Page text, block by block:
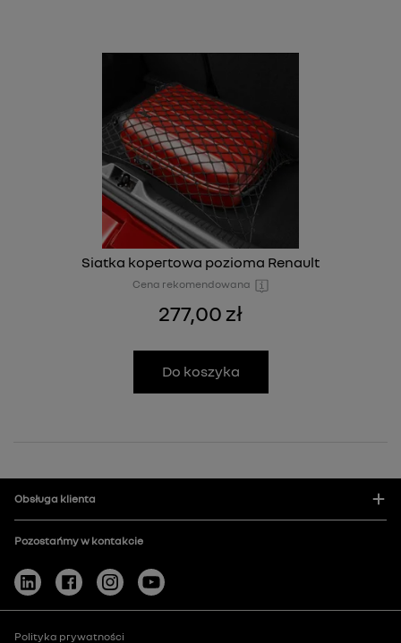
Siatka kopertowa pozioma Renault
Cena rekomendowana
277,00 zł
Do koszyka
Obsługa klienta
Pozostańmy w kontakcie
Polityka prywatności